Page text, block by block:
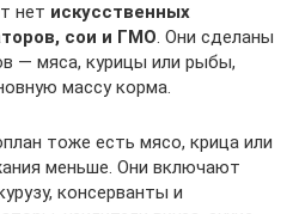
нет искусственных
сои и ГМО. Они сделаны
— мяса, курицы или рыбы,
массу корма.
тоже есть мясо, крица или
меньше. Они включают
консерванты и